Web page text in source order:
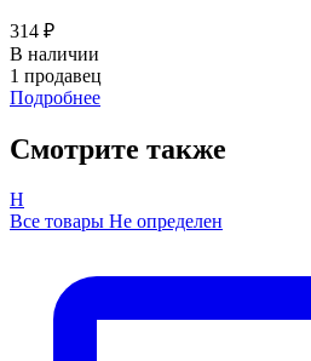
314 ₽
В наличии
1 продавец
Подробнее
Смотрите также
Н
Все товары Не определен